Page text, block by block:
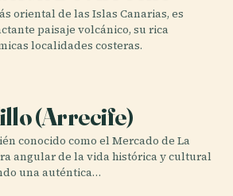
oriental de las Islas Canarias, es
paisaje volcánico, su rica
localidades costeras.
(Arrecife)
conocido como el Mercado de La
angular de la vida histórica y cultural
una auténtica…